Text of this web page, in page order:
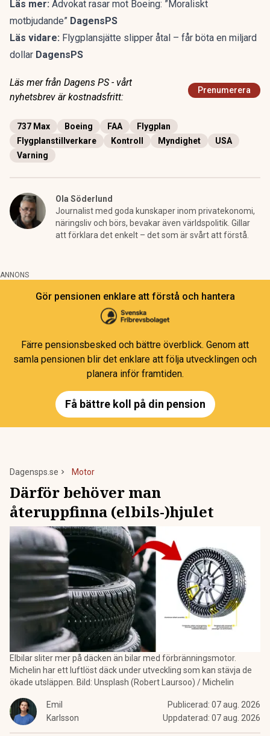
Läs mer: Advokat rasar mot Boeing: ”Moraliskt
motbjudande” DagensPS
Läs vidare: Flygplansjätte slipper åtal – får böta en miljard
dollar DagensPS
Läs mer från Dagens PS - vårt
nyhetsbrev är kostnadsfritt:
Prenumerera
737 Max Boeing FAA
Flygplan
Flygplanstillverkare
Kontroll Myndighet
USA
Varning
Ola Söderlund
Journalist med goda kunskaper inom privatekonomi,
näringsliv och börs, bevakar även världspolitik. Gillar
att förklara det enkelt – det som är svårt att förstå.
ANNONS
Gör pensionen enklare att förstå och hantera
Färre pensionsbesked och bättre överblick. Genom att
samla pensionen blir det enklare att följa utvecklingen och
planera inför framtiden.
Få bättre koll på din pension
Dagensps.se Motor
Därför behöver man
återuppfinna (elbils-)hjulet
Elbilar sliter mer på däcken än bilar med förbränningsmotor.
Michelin har ett luftlöst däck under utveckling som kan stävja de
ökade utsläppen. Bild: Unsplash (Robert Laursoo) / Michelin
Emil
Karlsson
Publicerad: 07 aug. 2026
Uppdaterad: 07 aug. 2026